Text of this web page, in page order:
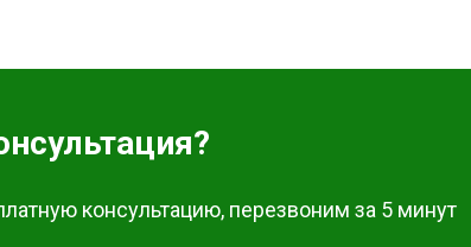
платы
консультацию, перезвоним за 5 минут